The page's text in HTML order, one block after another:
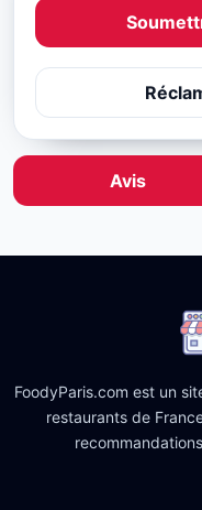
Avis
FoodyParis.com est un
restaurants de